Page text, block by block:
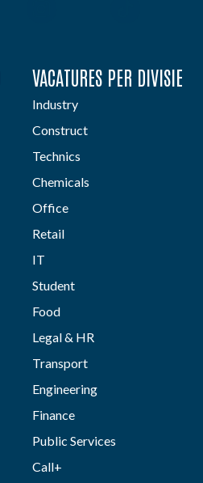
VACATURES PER DIVISIE
Industry
Construct
Technics
Chemicals
Office
Retail
IT
Student
Food
Legal & HR
Transport
Engineering
Finance
Public Services
Call+